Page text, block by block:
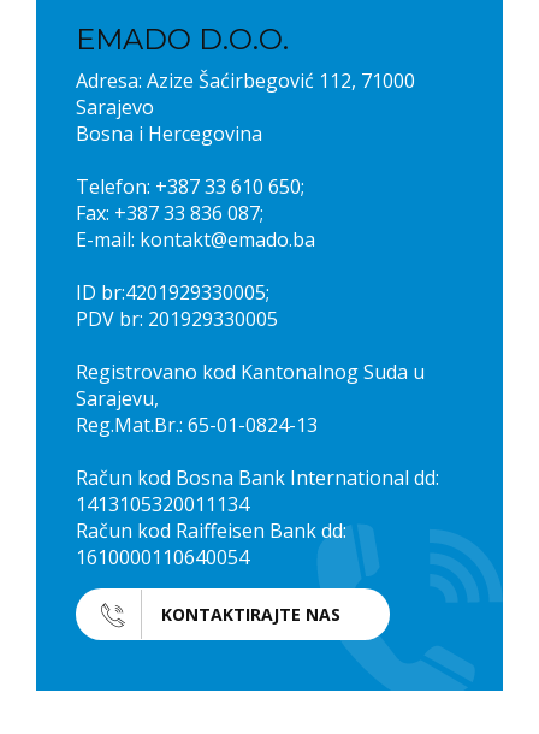
EMADO D.O.O.
Adresa: Azize Šaćirbegović 112, 71000
Sarajevo
Bosna i Hercegovina
Telefon: +387 33 610 650;
Fax: +387 33 836 087;
E-mail: kontakt@emado.ba
ID br:4201929330005;
PDV br: 201929330005
Registrovano kod Kantonalnog Suda u
Sarajevu,
Reg.Mat.Br.: 65-01-0824-13
Račun kod Bosna Bank International dd:
1413105320011134
Račun kod Raiffeisen Bank dd:
1610000110640054
KONTAKTIRAJTE NAS